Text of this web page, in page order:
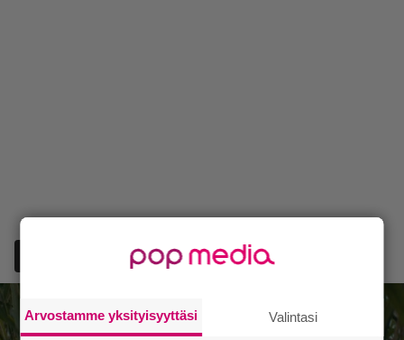
Lisää Episodi Googlen suosituksi lähteeksi
Arvostamme yksityisyyttäsi Valintasi